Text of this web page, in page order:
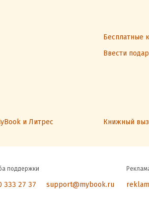
Бесплатные
Ввести
и Литрес Книжный
поддержки
333 27 37 support@mybook.ru